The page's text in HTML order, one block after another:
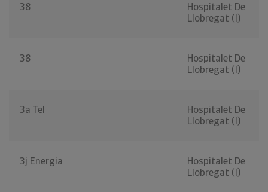
38
Hospitalet De
Llobregat (l)
38
Hospitalet De
Llobregat (l)
3a Tel
Hospitalet De
Llobregat (l)
3j Energia
Hospitalet De
Llobregat (l)